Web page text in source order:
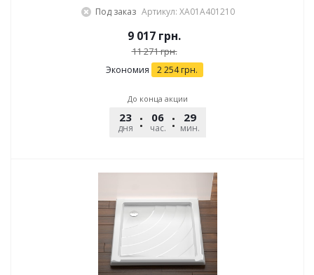
Под заказ Артикул: XA01A401210
9 017 грн.
11 271грн.
Экономия 2 254грн.
До конца акции
23
дня
06
час.
29
мин.